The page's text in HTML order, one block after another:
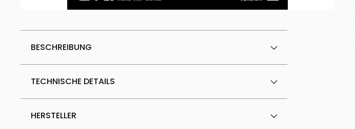
BESCHREIBUNG
TECHNISCHE DETAILS
HERSTELLER